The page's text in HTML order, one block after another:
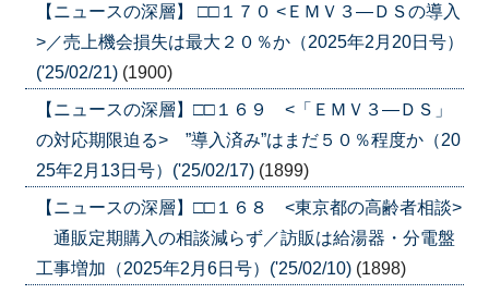
【ニュースの深層】 □□１７０ <ＥＭＶ３―ＤＳの導入
>／売上機会損失は最大２０％か（2025年2月20日号）
('25/02/21) (1900)
【ニュースの深層】□□１６９ <「ＥＭＶ３―ＤＳ」
の対応期限迫る> ”導入済み”はまだ５０％程度か（20
25年2月13日号）('25/02/17) (1899)
【ニュースの深層】□□１６８ <東京都の高齢者相談>
通販定期購入の相談減らず／訪販は給湯器・分電盤
工事増加（2025年2月6日号）('25/02/10) (1898)